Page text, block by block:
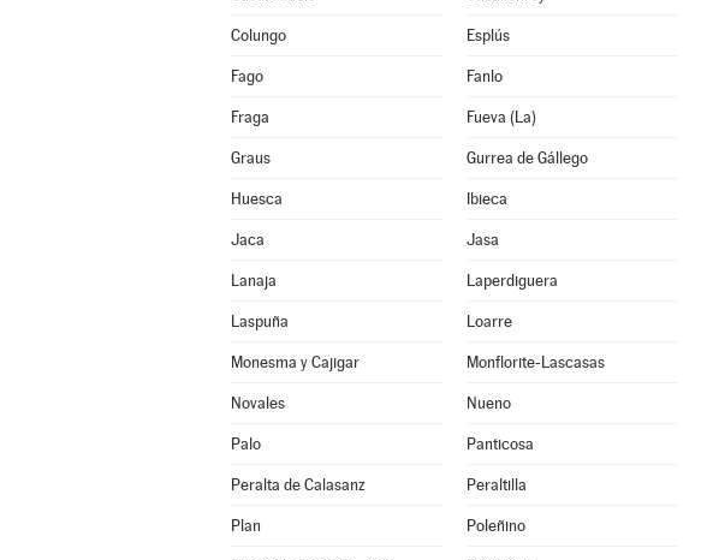
Colungo Esplús
Fago Fanlo
Fraga Fueva (La)
Graus Gurrea de Gállego
Huesca Ibieca
Jaca Jasa
Lanaja Laperdiguera
Laspuña Loarre
Monesma y Cajigar Monflorite-Lascasas
Novales Nueno
Palo Panticosa
Peralta de Calasanz Peraltilla
Plan Poleñino